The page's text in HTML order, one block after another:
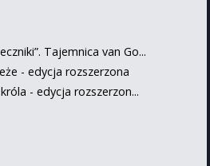
Tajemnica van Go...
- edycja rozszerzona
- edycja rozszerzon...